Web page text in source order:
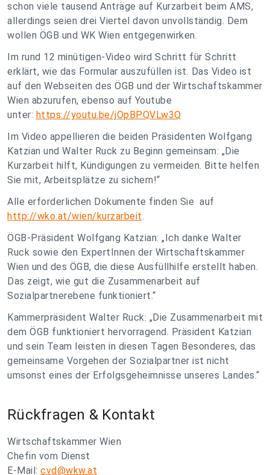
schon viele tausend Anträge auf Kurzarbeit beim AMS,
allerdings seien drei Viertel davon unvollständig. Dem
wollen ÖGB und WK Wien entgegenwirken.
Im rund 12 minütigen-Video wird Schritt für Schritt
erklärt, wie das Formular auszufüllen ist. Das Video ist
auf den Webseiten des ÖGB und der Wirtschaftskammer
Wien abzurufen, ebenso auf Youtube
unter: https://youtu.be/jOpBPQVLw3Q
Im Video appellieren die beiden Präsidenten Wolfgang
Katzian und Walter Ruck zu Beginn gemeinsam: „Die
Kurzarbeit hilft, Kündigungen zu vermeiden. Bitte helfen
Sie mit, Arbeitsplätze zu sichern!“
Alle erforderlichen Dokumente finden Sie auf
http://wko.at/wien/kurzarbeit.
ÖGB-Präsident Wolfgang Katzian: „Ich danke Walter
Ruck sowie den ExpertInnen der Wirtschaftskammer
Wien und des ÖGB, die diese Ausfüllhilfe erstellt haben.
Das zeigt, wie gut die Zusammenarbeit auf
Sozialpartnerebene funktioniert.“
Kammerpräsident Walter Ruck: „Die Zusammenarbeit mit
dem ÖGB funktioniert hervorragend. Präsident Katzian
und sein Team leisten in diesen Tagen Besonderes, das
gemeinsame Vorgehen der Sozialpartner ist nicht
umsonst eines der Erfolgsgeheimnisse unseres Landes.“
Rückfragen & Kontakt
Wirtschaftskammer Wien
Chefin vom Dienst
E-Mail: cvd@wkw.at